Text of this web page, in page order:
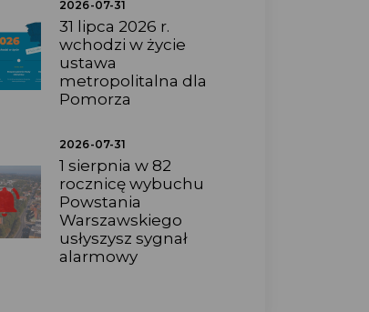
2026-07-31
31 lipca 2026 r.
wchodzi w życie
ustawa
metropolitalna dla
Pomorza
2026-07-31
1 sierpnia w 82
rocznicę wybuchu
Powstania
Warszawskiego
usłyszysz sygnał
alarmowy